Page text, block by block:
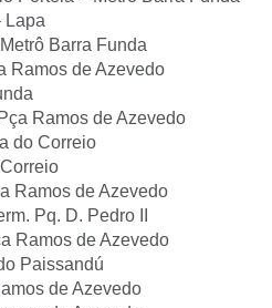
Lapa
Barra Funda
Ramos de Azevedo
Ramos de Azevedo
do Correio
Ramos de Azevedo
Pq. D. Pedro II
Ramos de Azevedo
Paissandú
de Azevedo